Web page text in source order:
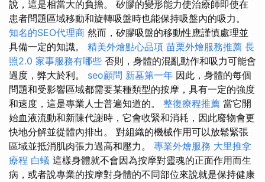
說，這是相當大的負擔。 矽膠的變形能力使治療師即使在
患者問題區域移動和旋轉吸盤時也能保持吸盤內的吸力。
知名的SEO代理商 然而，矽膠吸盤的移動性應謹慎處理並
具備一定的知識。 精美外燴點心品項 苗栗外燴服務推薦 長
照2.0 家事服務有哪些 否則，身體的混亂動作和吸力可能會
過度，弊大於利。 seo顧問 新墓第一年 因此，身體的每個
問題和受影響區域都需要某種類型的按摩，具有一定的強度
和速度，這是專業人士普遍知道的。 整復療程推薦 當它開
始血液流動和新陳代謝時，它會收緊和消耗，因此廢物會更
快地分解並從體內排出。 對組織的機械作用可以放鬆緊張
區域並抵消肌肉張力過高和壓力。 專業外燴服務 大里推拿
療程 白蟻 這樣身體就不會因為按摩對靈魂的正面作用而生
病，或者說專業的按摩對身體的不同部位來說就是保持健康